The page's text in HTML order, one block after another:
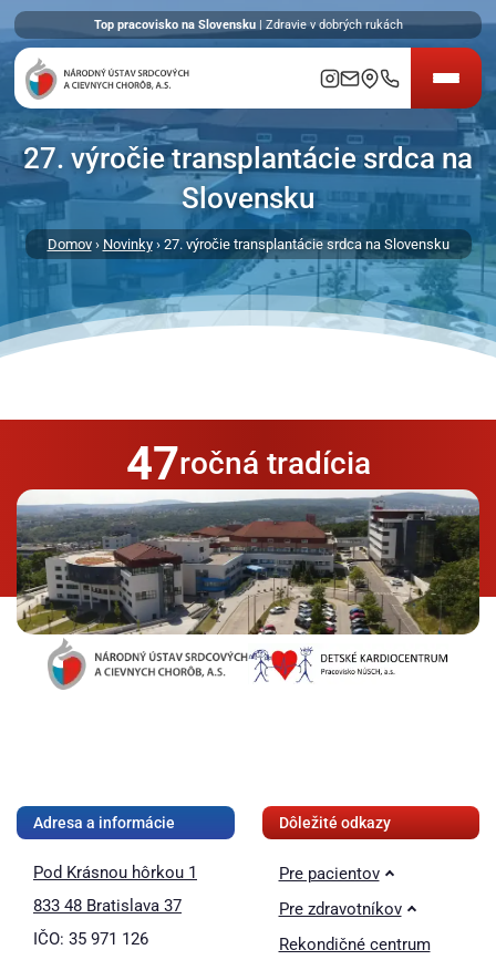
Top pracovisko na Slovensku| Zdravie v dobrých rukách
27. výročie transplantácie srdca na
Slovensku
Domov› Novinky› 27. výročie transplantácie srdca na Slovensku
47ročná tradícia
Adresa a informácie
Pod Krásnou hôrkou 1
833 48 Bratislava 37
IČO: 35 971 126
Dôležité odkazy
Pre pacientov
Pre zdravotníkov
Rekondičné centrum
❚❚